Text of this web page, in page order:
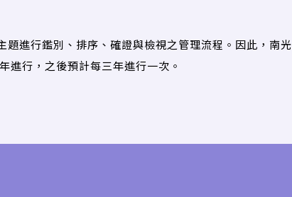
進行鑑別、排序、確證與檢視之管理流程。因此，南光
進行，之後預計每三年進行一次。